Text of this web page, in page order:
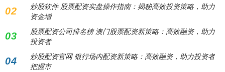
02
炒股软件 股票配资实盘操作指南：揭秘高效投资策略，助力
资金增
03
股票配资公司排名榜 澳门股票配资新策略：高效融资，助力
投资者
04
炒股配资官网 银行场内配资新策略：高效融资，助力投资者
把握市